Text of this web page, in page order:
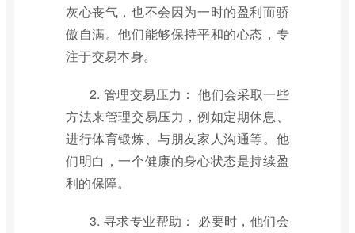
灰心丧气，也不会因为一时的盈利而骄
傲自满。他们能够保持平和的心态，专
注于交易本身。
2. 管理交易压力： 他们会采取一些
方法来管理交易压力，例如定期休息、
进行体育锻炼、与朋友家人沟通等。他
们明白，一个健康的身心状态是持续盈
利的保障。
3. 寻求专业帮助： 必要时，他们会